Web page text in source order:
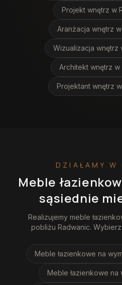
Projekt wnętrz w
Aranżacja wnętrz
Wizualizacja wnętrz
Architekt wnętrz w
Projektant wnętrz
DZIAŁAMY W
Meble
sąsiednie
Realizujemy meble
pobliżu Radwanic.
Meble łazienkowe na
Meble łazienkowe na